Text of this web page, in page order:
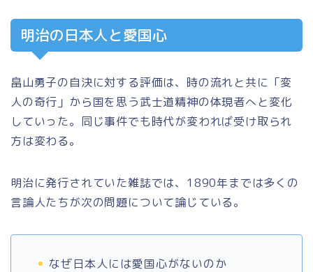
明治の日本人と愛国心
畠山勇子の自決に対する評価は、時の流れと共に「変
人の奇行」から国を思う武士道精神の体現者へと変化
していった。同じ事件でも時代が変われば受け取られ
方は変わる。
明治に発行されていた雑誌では、1890年までは多くの
言論人たちが次の問題について論じている。
なぜ日本人には愛国心がないのか